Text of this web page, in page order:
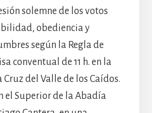
solemne de los votos
obediencia y
según la Regla de
conventual de 11 h. en la
Cruz del Valle de los Caídos.
el Superior de la Abadía